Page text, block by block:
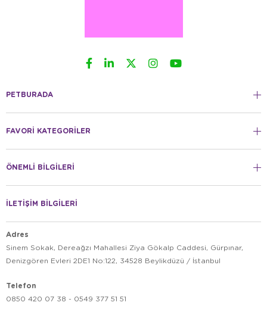
PETBURADA
FAVORİ KATEGORİLER
ÖNEMLİ BİLGİLERİ
İLETİŞİM BİLGİLERİ
Adres
Sinem Sokak, Dereağzı Mahallesi Ziya Gökalp Caddesi, Gürpınar,
Denizgören Evleri 2DE1 No:122, 34528 Beylikdüzü / İstanbul
Telefon
0850 420 07 38 - 0549 377 51 51